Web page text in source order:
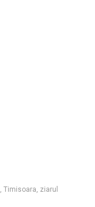
, Timisoara, ziarul